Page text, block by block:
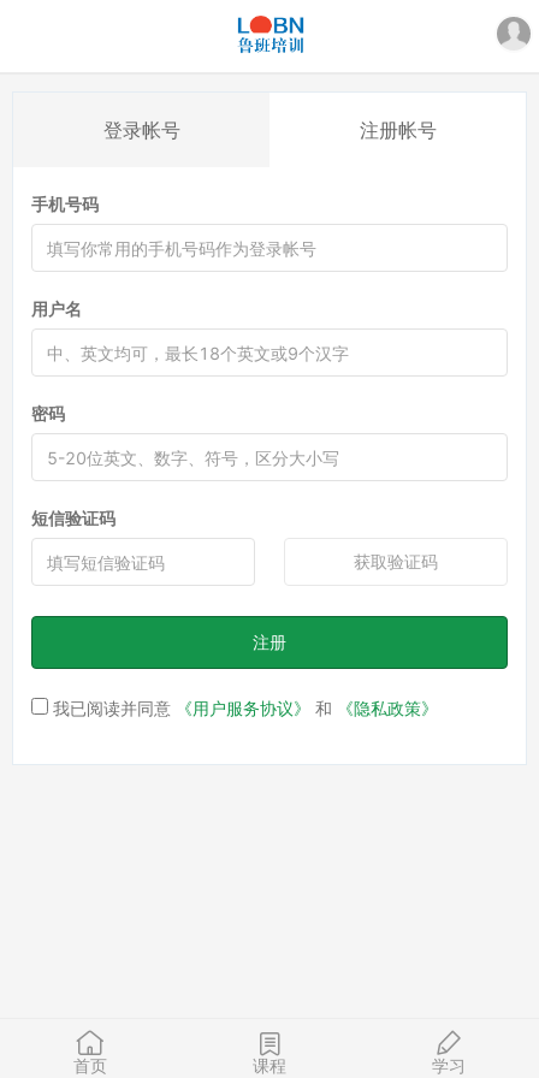
登录帐号 注册帐号
手机号码
用户名
密码
短信验证码
获取验证码
注册
我已阅读并同意 《用户服务协议》 和 《隐私政策》
首页 课程 学习